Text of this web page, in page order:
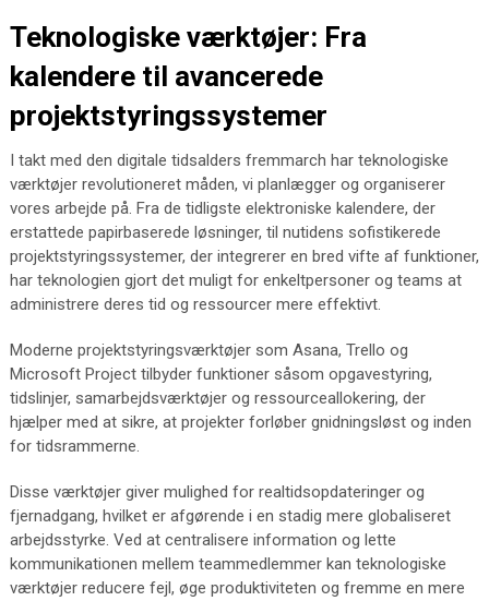
Teknologiske værktøjer: Fra
kalendere til avancerede
projektstyringssystemer
I takt med den digitale tidsalders fremmarch har teknologiske
værktøjer revolutioneret måden, vi planlægger og organiserer
vores arbejde på. Fra de tidligste elektroniske kalendere, der
erstattede papirbaserede løsninger, til nutidens sofistikerede
projektstyringssystemer, der integrerer en bred vifte af funktioner,
har teknologien gjort det muligt for enkeltpersoner og teams at
administrere deres tid og ressourcer mere effektivt.
Moderne projektstyringsværktøjer som Asana, Trello og
Microsoft Project tilbyder funktioner såsom opgavestyring,
tidslinjer, samarbejdsværktøjer og ressourceallokering, der
hjælper med at sikre, at projekter forløber gnidningsløst og inden
for tidsrammerne.
Disse værktøjer giver mulighed for realtidsopdateringer og
fjernadgang, hvilket er afgørende i en stadig mere globaliseret
arbejdsstyrke. Ved at centralisere information og lette
kommunikationen mellem teammedlemmer kan teknologiske
værktøjer reducere fejl, øge produktiviteten og fremme en mere